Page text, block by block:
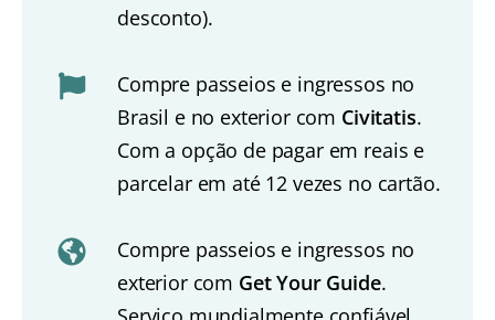
desconto).
Compre passeios e ingressos no
Brasil e no exterior com Civitatis.
Com a opção de pagar em reais e
parcelar em até 12 vezes no cartão.
Compre passeios e ingressos no
exterior com Get Your Guide.